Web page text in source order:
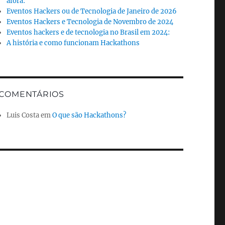
Eventos Hackers ou de Tecnologia de Janeiro de 2026
Eventos Hackers e Tecnologia de Novembro de 2024
Eventos hackers e de tecnologia no Brasil em 2024:
A história e como funcionam Hackathons
Luis CostaemO que são Hackathons?